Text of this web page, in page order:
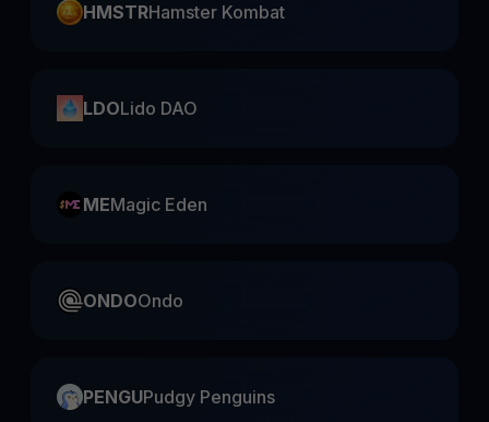
HMSTRHamster Kombat
LDOLido DAO
MEMagic Eden
ONDOOndo
PENGUPudgy Penguins